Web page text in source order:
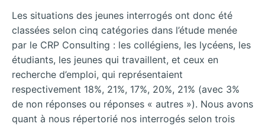
Les situations des jeunes interrogés ont donc été
classées selon cinq catégories dans l’étude menée
par le CRP Consulting : les collégiens, les lycéens, les
étudiants, les jeunes qui travaillent, et ceux en
recherche d’emploi, qui représentaient
respectivement 18%, 21%, 17%, 20%, 21% (avec 3%
de non réponses ou réponses « autres »). Nous avons
quant à nous répertorié nos interrogés selon trois